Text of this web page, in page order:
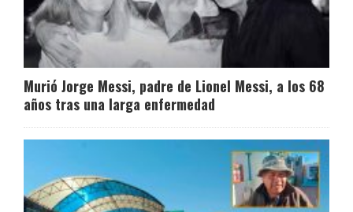
Murió Jorge Messi, padre de Lionel Messi, a los 68
años tras una larga enfermedad